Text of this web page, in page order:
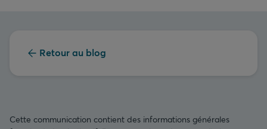
Retour au blog
Cette communication contient des informations générales